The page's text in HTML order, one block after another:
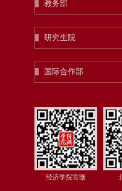
教务部
研究生院
国际合作部
经济学院官微